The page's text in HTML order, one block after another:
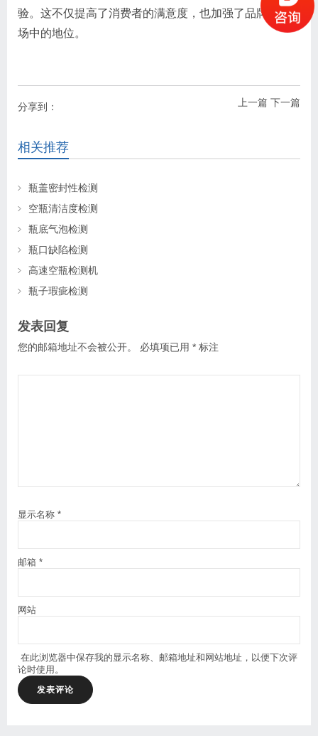
验。这不仅提高了消费者的满意度，也加强了品牌在市
场中的地位。
上一篇 下一篇
分享到：
相关推荐
瓶盖密封性检测
空瓶清洁度检测
瓶底气泡检测
瓶口缺陷检测
高速空瓶检测机
瓶子瑕疵检测
发表回复
您的邮箱地址不会被公开。 必填项已用 * 标注
显示名称 *
邮箱 *
网站
在此浏览器中保存我的显示名称、邮箱地址和网站地址，以便下次评
论时使用。